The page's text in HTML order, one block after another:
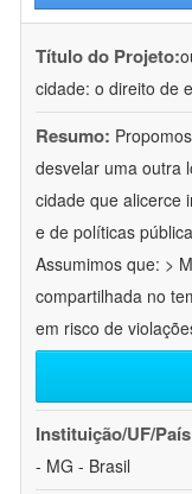
Título do Projeto:
cidade: o direito de
Resumo:
desvelar uma outra
cidade que alicerce
e de políticas
Assumimos que: >
compartilhada no
em risco de
Instituição/UF/
- MG - Brasil